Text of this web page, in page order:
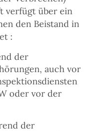
verfügt über ein
den Beistand in
:
der
auch vor
oder vor der
der